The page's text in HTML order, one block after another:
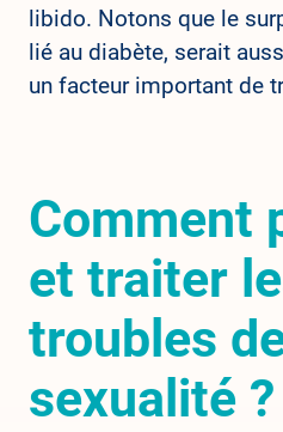
libido. Notons que le
lié au diabète, serait
un facteur important de
Comment
et traiter
troubles
sexualité ?